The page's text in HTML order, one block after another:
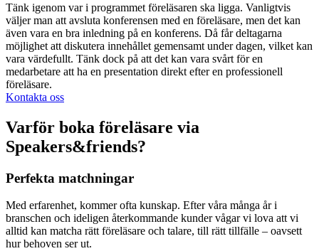
Tänk igenom var i programmet föreläsaren ska ligga. Vanligtvis
väljer man att avsluta konferensen med en föreläsare, men det kan
även vara en bra inledning på en konferens. Då får deltagarna
möjlighet att diskutera innehållet gemensamt under dagen, vilket kan
vara värdefullt. Tänk dock på att det kan vara svårt för en
medarbetare att ha en presentation direkt efter en professionell
föreläsare.
Kontakta oss
Varför boka föreläsare via
Speakers&friends?
Perfekta matchningar
Med erfarenhet, kommer ofta kunskap. Efter våra många år i
branschen och ideligen återkommande kunder vågar vi lova att vi
alltid kan matcha rätt föreläsare och talare, till rätt tillfälle – oavsett
hur behoven ser ut.